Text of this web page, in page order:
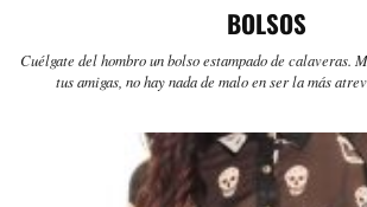
BOLSOS
Cuélgate del hombro un bolso estampado de calaveras.
tus amigas, no hay nada de malo en ser la más